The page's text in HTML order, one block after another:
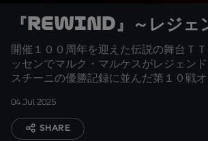
『REWIND』～レジェ
開催１００周年を迎えた伝説の舞台Ｔ
ッセンでマルク・マルケスがレジェン
スチーニの優勝記録に並んだ第１０戦
04 Jul 2025
SHARE